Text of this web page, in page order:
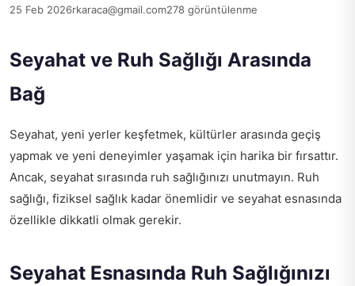
25 Feb 2026rkaraca@gmail.com278 görüntülenme
Seyahat ve Ruh Sağlığı Arasında
Bağ
Seyahat, yeni yerler keşfetmek, kültürler arasında geçiş
yapmak ve yeni deneyimler yaşamak için harika bir fırsattır.
Ancak, seyahat sırasında ruh sağlığınızı unutmayın. Ruh
sağlığı, fiziksel sağlık kadar önemlidir ve seyahat esnasında
özellikle dikkatli olmak gerekir.
Seyahat Esnasında Ruh Sağlığınızı